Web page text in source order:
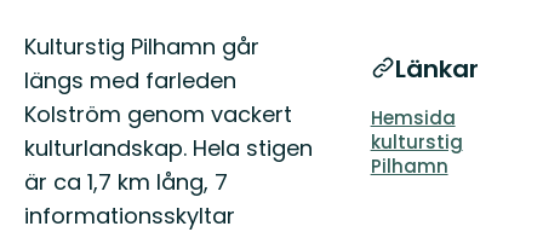
Beskrivning
Kulturstig Pilhamn går
längs med farleden
Kolström genom vackert
kulturlandskap. Hela stigen
är ca 1,7 km lång, 7
informationsskyltar
Länkar
Hemsida
kulturstig
Pilhamn